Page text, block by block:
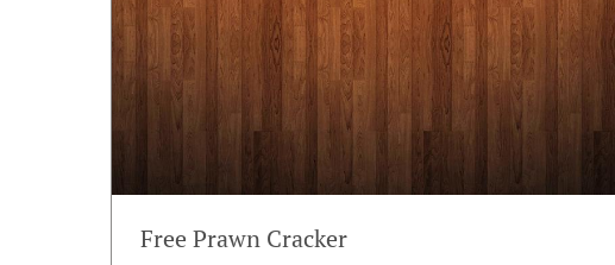
Free Prawn Cracker